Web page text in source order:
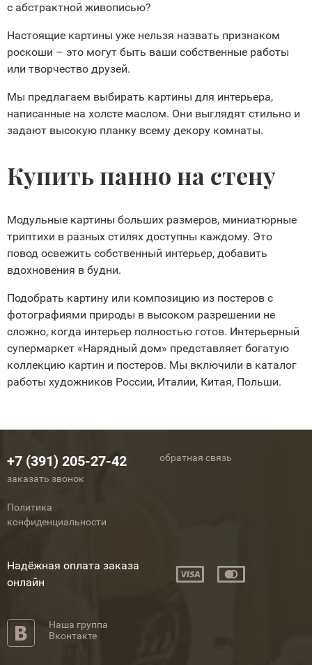
с абстрактной живописью?
Настоящие картины уже нельзя назвать признаком
роскоши – это могут быть ваши собственные работы
или творчество друзей.
Мы предлагаем выбирать картины для интерьера,
написанные на холсте маслом. Они выглядят стильно и
задают высокую планку всему декору комнаты.
Купить панно на стену
Модульные картины больших размеров, миниатюрные
триптихи в разных стилях доступны каждому. Это
повод освежить собственный интерьер, добавить
вдохновения в будни.
Подобрать картину или композицию из постеров с
фотографиями природы в высоком разрешении не
сложно, когда интерьер полностью готов. Интерьерный
супермаркет «Нарядный дом» представляет богатую
коллекцию картин и постеров. Мы включили в каталог
работы художников России, Италии, Китая, Польши.
+7 (391) 205-27-42
заказать звонок
обратная связь
Политика
конфиденциальности
Надёжная оплата заказа
онлайн
Наша группа
Вконтакте